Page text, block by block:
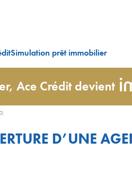
Simulation prêt immobilier
Ace Crédit devient
D’UNE